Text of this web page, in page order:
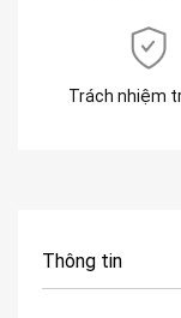
Trách nhiệm
Thông tin